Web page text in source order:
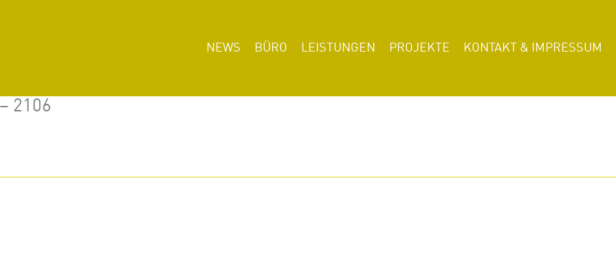
NEWS BÜRO LEISTUNGEN PROJEKTE KONTAKT & IMPRESSUM
2106